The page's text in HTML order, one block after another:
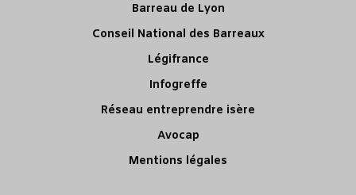
Barreau de Lyon
Conseil National des Barreaux
Légifrance
Infogreffe
Réseau entreprendre isère
Avocap
Mentions légales